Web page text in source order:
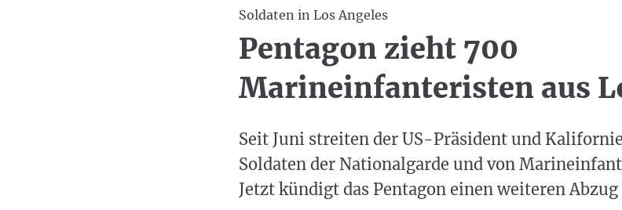
Soldaten in Los Angeles
Pentagon zieht 700
Marineinfanteristen aus
Seit Juni streiten der US-Präsident und
Soldaten der Nationalgarde und von
Jetzt kündigt das Pentagon einen weiteren Abzug